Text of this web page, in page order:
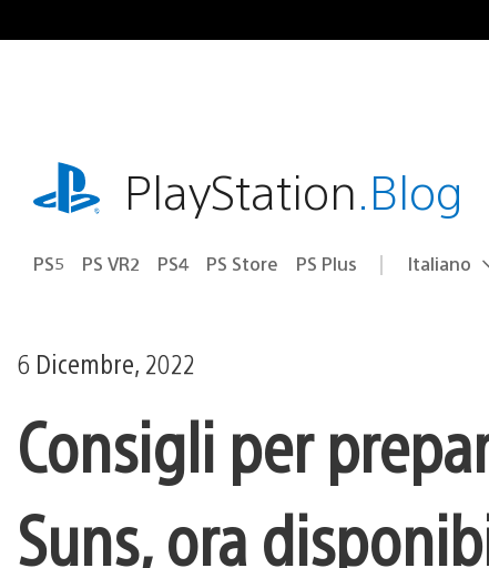
al
playstation.comPlayStation.Blog
PS5 PS VR2 PS4 PS Store PS Plus Seleziona
Regione
Italiano
6 Dicembre, 2022
Consigli per
Suns, ora